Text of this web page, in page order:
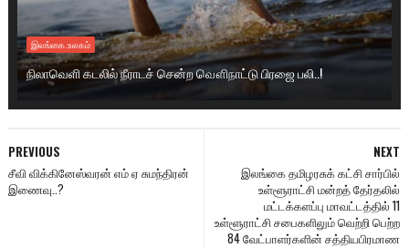
இலங்கை.உலகம்
நிலாவெளி கடலில் நீராடச் சென்ற வௌிநாட்டு பிரஜை பலி..!
NEXT
இலங்கை தமிழரசுக் கட்சி சார்பில்
உள்ளூராட்சி மன்றத் தேர்தலில்
மட்டக்களப்பு மாவட்டத்தில் 11
உள்ளூராட்சி சபைகளிலும் வெற்றி பெற்ற
84 வேட்பாளர்களின் சத்தியபிரமாண
PREVIOUS
சீவி விக்கினேஸ்வரன் எம் ஏ சுமந்திரன்
இணைவு..?